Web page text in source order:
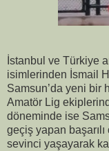
İstanbul ve Türkiye
isimlerinden İsmail
Samsun’da yeni bir
Amatör Lig
döneminde ise
geçiş yapan
sevinci yaşayarak